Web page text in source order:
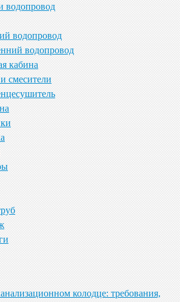
водопровод
водопровод
водопровод
кабина
смесители
колодце: требования,